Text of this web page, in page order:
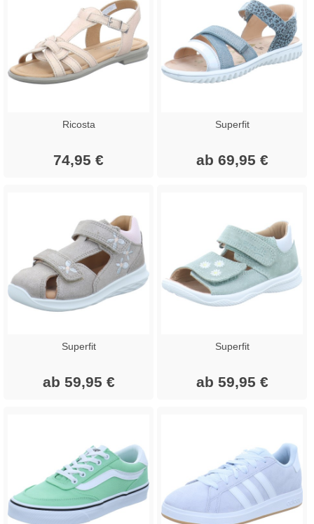
Ricosta
74,95 €
Superfit
ab 69,95 €
Superfit
ab 59,95 €
Superfit
ab 59,95 €